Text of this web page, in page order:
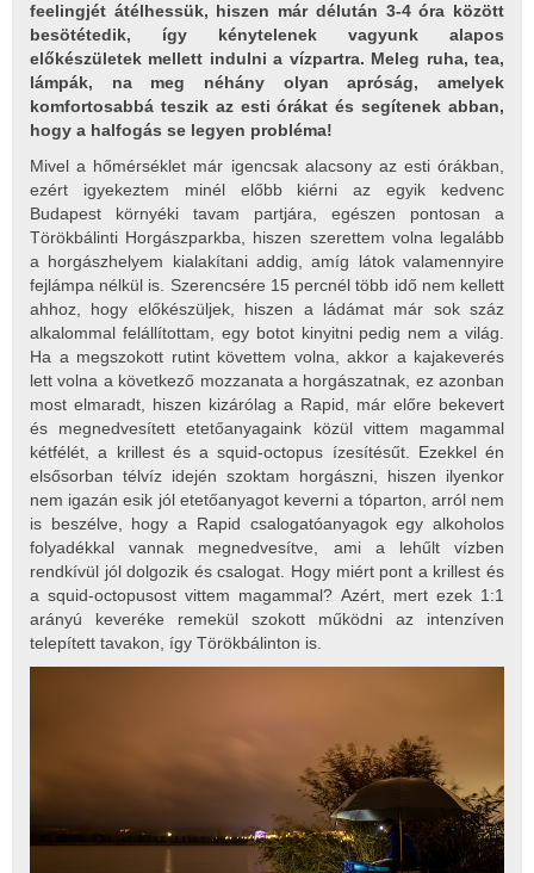
feelingjét átélhessük, hiszen már délután 3-4 óra között
besötétedik, így kénytelenek vagyunk alapos
előkészületek mellett indulni a vízpartra. Meleg ruha, tea,
lámpák, na meg néhány olyan apróság, amelyek
komfortosabbá teszik az esti órákat és segítenek abban,
hogy a halfogás se legyen probléma!
Mivel a hőmérséklet már igencsak alacsony az esti órákban,
ezért igyekeztem minél előbb kiérni az egyik kedvenc
Budapest környéki tavam partjára, egészen pontosan a
Törökbálinti Horgászparkba, hiszen szerettem volna legalább
a horgászhelyem kialakítani addig, amíg látok valamennyire
fejlámpa nélkül is. Szerencsére 15 percnél több idő nem kellett
ahhoz, hogy előkészüljek, hiszen a ládámat már sok száz
alkalommal felállítottam, egy botot kinyitni pedig nem a világ.
Ha a megszokott rutint követtem volna, akkor a kajakeverés
lett volna a következő mozzanata a horgászatnak, ez azonban
most elmaradt, hiszen kizárólag a Rapid, már előre bekevert
és megnedvesített etetőanyagaink közül vittem magammal
kétfélét, a krillest és a squid-octopus ízesítésűt. Ezekkel én
elsősorban télvíz idején szoktam horgászni, hiszen ilyenkor
nem igazán esik jól etetőanyagot keverni a tóparton, arról nem
is beszélve, hogy a Rapid csalogatóanyagok egy alkoholos
folyadékkal vannak megnedvesítve, ami a lehűlt vízben
rendkívül jól dolgozik és csalogat. Hogy miért pont a krillest és
a squid-octopusost vittem magammal? Azért, mert ezek 1:1
arányú keveréke remekül szokott működni az intenzíven
telepített tavakon, így Törökbálinton is.